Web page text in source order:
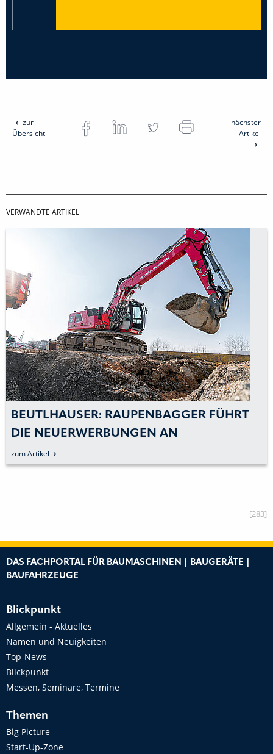
zur
Übersicht
nächster
Artikel
VERWANDTE ARTIKEL
BEUTLHAUSER: RAUPENBAGGER FÜHRT
DIE NEUERWERBUNGEN AN
zum Artikel
[283]
DAS FACHPORTAL FÜR BAUMASCHINEN | BAUGERÄTE |
BAUFAHRZEUGE
Blickpunkt
Allgemein - Aktuelles
Namen und Neuigkeiten
Top-News
Blickpunkt
Messen, Seminare, Termine
Themen
Big Picture
Start-Up-Zone